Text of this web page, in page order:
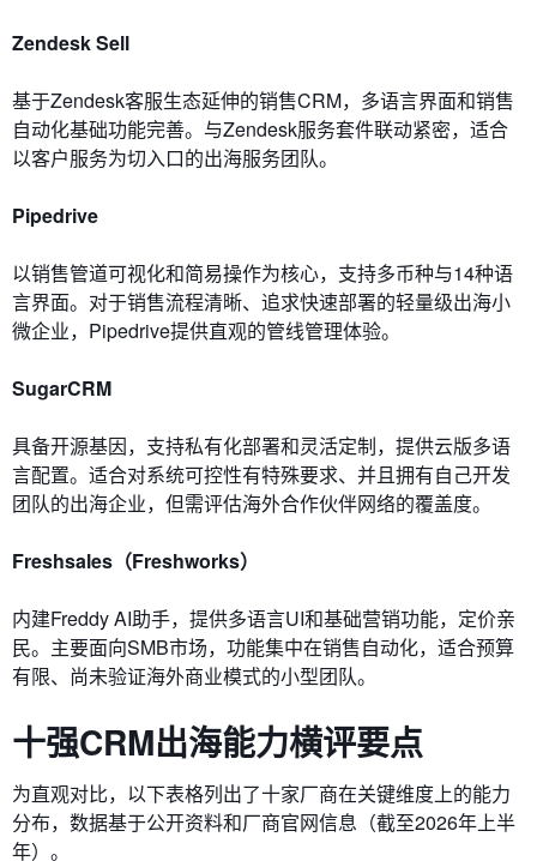
Zendesk Sell
基于Zendesk客服生态延伸的销售CRM，多语言界面和销售
自动化基础功能完善。与Zendesk服务套件联动紧密，适合
以客户服务为切入口的出海服务团队。
Pipedrive
以销售管道可视化和简易操作为核心，支持多币种与14种语
言界面。对于销售流程清晰、追求快速部署的轻量级出海小
微企业，Pipedrive提供直观的管线管理体验。
SugarCRM
具备开源基因，支持私有化部署和灵活定制，提供云版多语
言配置。适合对系统可控性有特殊要求、并且拥有自己开发
团队的出海企业，但需评估海外合作伙伴网络的覆盖度。
Freshsales（Freshworks）
内建Freddy AI助手，提供多语言UI和基础营销功能，定价亲
民。主要面向SMB市场，功能集中在销售自动化，适合预算
有限、尚未验证海外商业模式的小型团队。
十强CRM出海能力横评要点
为直观对比，以下表格列出了十家厂商在关键维度上的能力
分布，数据基于公开资料和厂商官网信息（截至2026年上半
年）。